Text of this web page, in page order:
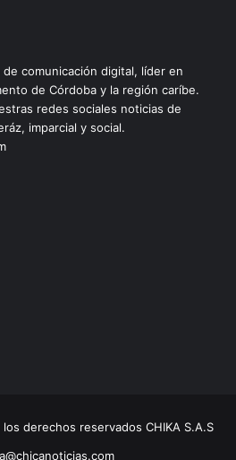
comunicación digital, líder en
de Córdoba y la región caríbe.
redes sociales noticias de
imparcial y social.
derechos reservados CHIKA S.A.S